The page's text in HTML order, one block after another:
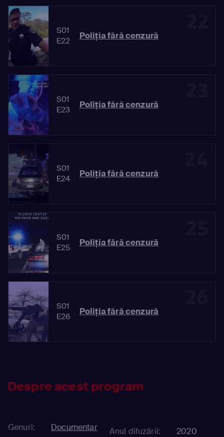
S01
E22
Poliția fără cenzură
S01
E23
Poliția fără cenzură
S01
E24
Poliția fără cenzură
S01
E25
Poliția fără cenzură
S01
E26
Poliția fără cenzură
Despre acest program
Genuri: Documentar Anul difuzării: 2020